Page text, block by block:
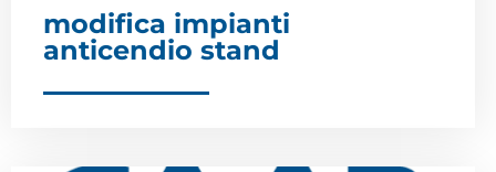
modifica impianti
anticendio stand